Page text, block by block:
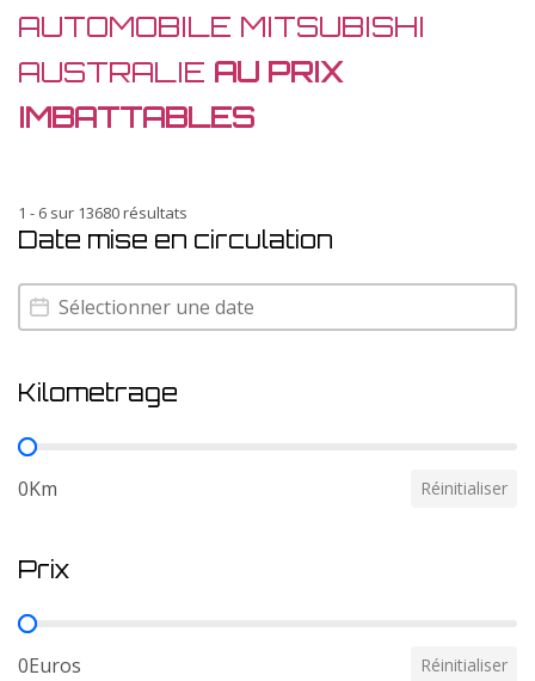
AUTOMOBILE MITSUBISHI
AUSTRALIE AU PRIX
IMBATTABLES
1 - 6 sur 13680 résultats
Date mise en circulation
Date mise en circulation
Date mise en circulation
Kilometrage
Kilometrage
0Km Réinitialiser
Prix
Prix
0Euros Réinitialiser